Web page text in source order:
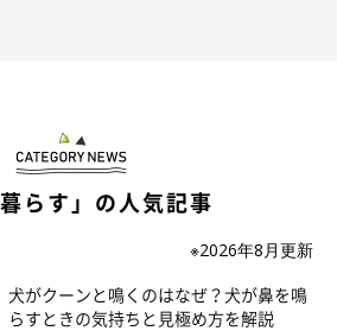
暮らす」の人気記事
※2026年8月更新
犬がクーンと鳴くのはなぜ？犬が鼻を鳴
らすときの気持ちと見極め方を解説